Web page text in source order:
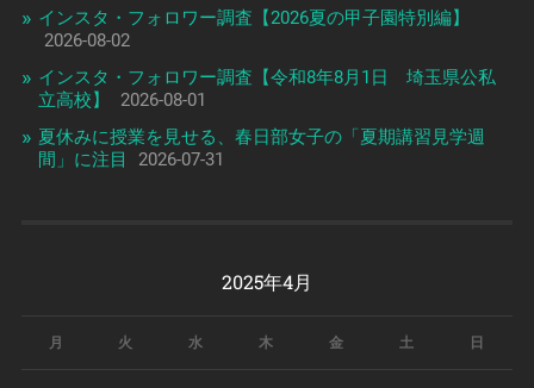
インスタ・フォロワー調査【2026夏の甲子園特別編】
2026-08-02
インスタ・フォロワー調査【令和8年8月1日 埼玉県公私
立高校】
2026-08-01
夏休みに授業を見せる、春日部女子の「夏期講習見学週
間」に注目
2026-07-31
2025年4月
月 火 水 木 金 土 日